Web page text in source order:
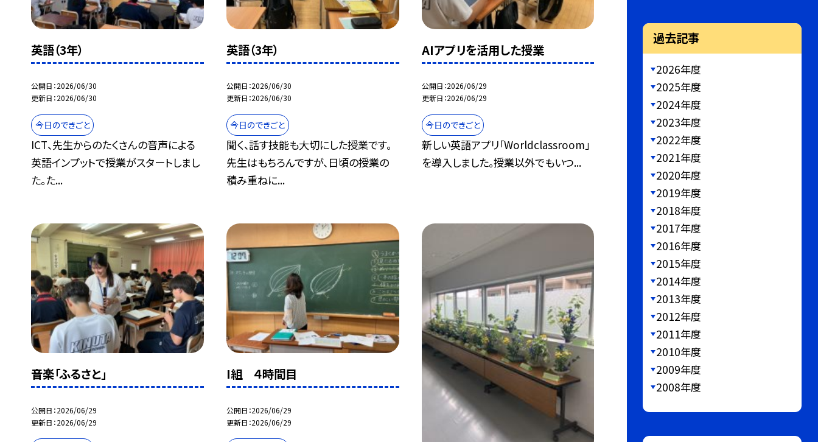
英語（3年）
公開日 2026/06/30
更新日 2026/06/30
今日のできごと
ICT、先生からのたくさんの音声による
英語インプットで授業がスタートしまし
た。た...
英語（3年）
公開日 2026/06/30
更新日 2026/06/30
今日のできごと
聞く、話す技能も大切にした授業です。
先生はもちろんですが、日頃の授業の
積み重ねに...
AIアプリを活用した授業
公開日 2026/06/29
更新日 2026/06/29
今日のできごと
新しい英語アプリ「Worldclassroom」
を導入しました。授業以外でもいつ...
音楽「ふるさと」
公開日 2026/06/29
更新日 2026/06/29
I組 ４時間目
公開日 2026/06/29
更新日 2026/06/29
過去記事
2026年度
2025年度
2024年度
2023年度
2022年度
2021年度
2020年度
2019年度
2018年度
2017年度
2016年度
2015年度
2014年度
2013年度
2012年度
2011年度
2010年度
2009年度
2008年度